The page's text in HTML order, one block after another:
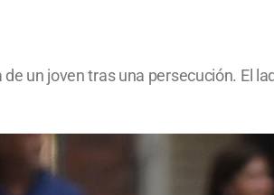
un joven tras una persecución. El